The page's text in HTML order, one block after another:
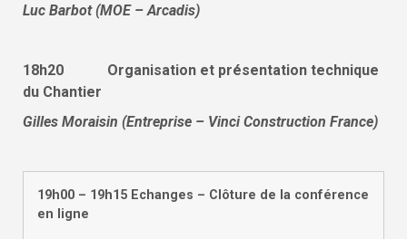
Luc Barbot (MOE – Arcadis)
18h20 Organisation et présentation technique
du Chantier
Gilles Moraisin (Entreprise – Vinci Construction France)
19h00 – 19h15 Echanges – Clôture de la conférence
en ligne